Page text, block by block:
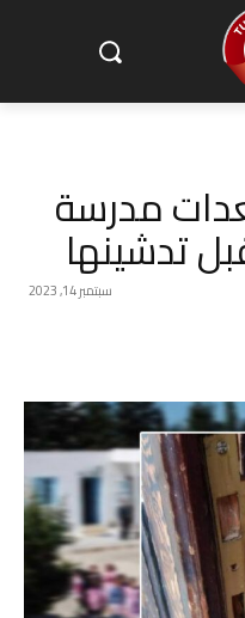
مدرسة
تدشينها
سبتمبر 14, 2023